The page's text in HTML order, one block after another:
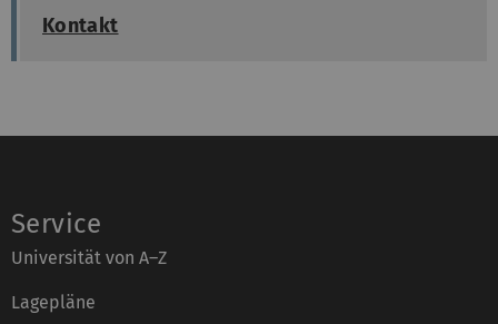
Kontakt
Service
Universität von A–Z
Lagepläne